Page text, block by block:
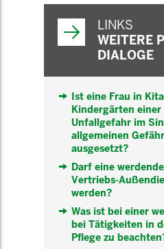
LINKS
WEITERE
DIALOGE
Ist eine Frau in
Kindergärten
Unfallgefahr im
allgemeinen
ausgesetzt?
Darf eine
Vertriebs-
werden?
Was ist bei einer
bei Tätigkeiten in
Pflege zu